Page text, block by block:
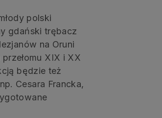
polski
gdański trębacz
na Oruni
XIX i XX
będzie też
Cesara Francka,